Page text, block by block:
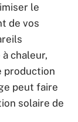
le
de vos
chaleur,
production
peut faire
solaire de